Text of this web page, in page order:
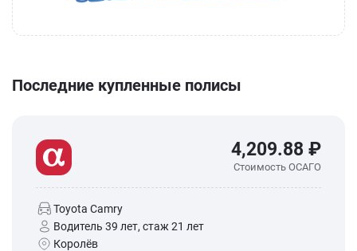
Последние купленные полисы
4,209.88 ₽
Стоимость ОСАГО
Toyota Camry
Водитель 39 лет, стаж 21 лет
Королёв